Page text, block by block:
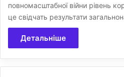
повномасштабної війни рівень
це свідчать результати
Детальніше